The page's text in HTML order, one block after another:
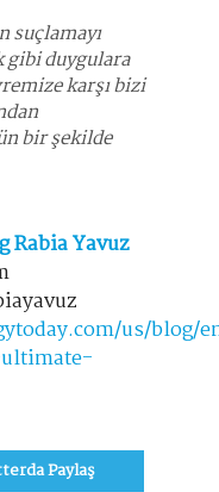
suçlamayı
gibi duygulara
karşı bizi
bir şekilde
Yavuz
us/blog/
Paylaş